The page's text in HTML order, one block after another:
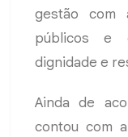
gestão com
públicos e
dignidade e
Ainda de
contou com